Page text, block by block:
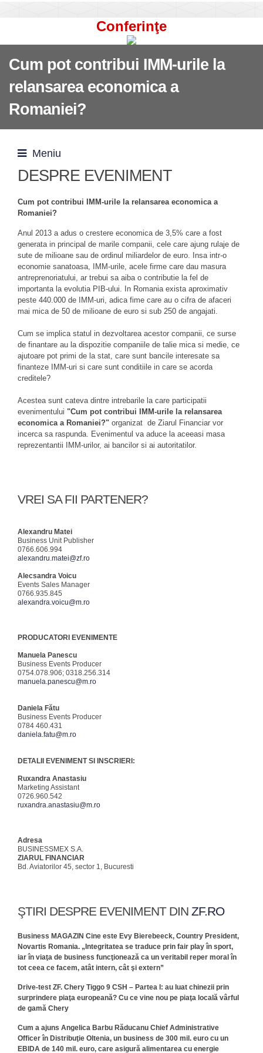
Conferinţe
Cum pot contribui IMM-urile la
relansarea economica a
Romaniei?
Meniu
DESPRE EVENIMENT
Cum pot contribui IMM-urile la relansarea economica a
Romaniei?
Anul 2013 a adus o crestere economica de 3,5% care a fost
generata in principal de marile companii, cele care ajung rulaje de
sute de milioane sau de ordinul miliardelor de euro. Insa intr-o
economie sanatoasa, IMM-urile, acele firme care dau masura
antreprenoriatului, ar trebui sa aiba o contributie la fel de
importanta la evolutia PIB-ului. In Romania exista aproximativ
peste 440.000 de IMM-uri, adica fime care au o cifra de afaceri
mai mica de 50 de milioane de euro si sub 250 de angajati.
Cum se implica statul in dezvoltarea acestor companii, ce surse
de finantare au la dispozitie companiile de talie mica si medie, ce
ajutoare pot primi de la stat, care sunt bancile interesate sa
finanteze IMM-uri si care sunt conditiile in care se acorda
creditele?
Acestea sunt cateva dintre intrebarile la care participatii
evenimentului "Cum pot contribui IMM-urile la relansarea
economica a Romaniei?" organizat de Ziarul Financiar vor
incerca sa raspunda. Evenimentul va aduce la aceeasi masa
reprezentantii IMM-urilor, ai bancilor si ai autoritatilor.
VREI SA FII PARTENER?
Alexandru Matei
Business Unit Publisher
0766.606.994
alexandru.matei@zf.ro
Alecsandra Voicu
Events Sales Manager
0766.935.845
alexandra.voicu@m.ro
PRODUCATORI EVENIMENTE
Manuela Panescu
Business Events Producer
0754.078.906; 0318.256.314
manuela.panescu@m.ro
Daniela Fătu
Business Events Producer
0784 460.431
daniela.fatu@m.ro
DETALII EVENIMENT SI INSCRIERI:
Ruxandra Anastasiu
Marketing Assistant
0726.960.542
ruxandra.anastasiu@m.ro
Adresa
BUSINESSMEX S.A.
ZIARUL FINANCIAR
Bd. Aviatorilor 45, sector 1, Bucuresti
ŞTIRI DESPRE EVENIMENT DIN ZF.RO
Business MAGAZIN Cine este Evy Bierebeeck, Country President,
Novartis Romania. „Integritatea se traduce prin fair play în sport,
iar în viaţa de business funcţionează ca un veritabil reper moral în
tot ceea ce facem, atât intern, cât şi extern”
Drive-test ZF. Chery Tiggo 9 CSH – Partea I: au luat chinezii prin
surprindere piaţa europeană? Cu ce vine nou pe piaţa locală vârful
de gamă Chery
Cum a ajuns Angelica Barbu Răducanu Chief Administrative
Officer în Distribuţie Oltenia, un business de 300 mil. euro cu un
EBIDA de 140 mil. euro, care asigură alimentarea cu energie